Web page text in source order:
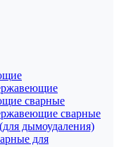
сварные
сварные
дымоудаления)
для